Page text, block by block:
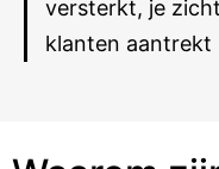
versterkt, je
klanten aantrekt